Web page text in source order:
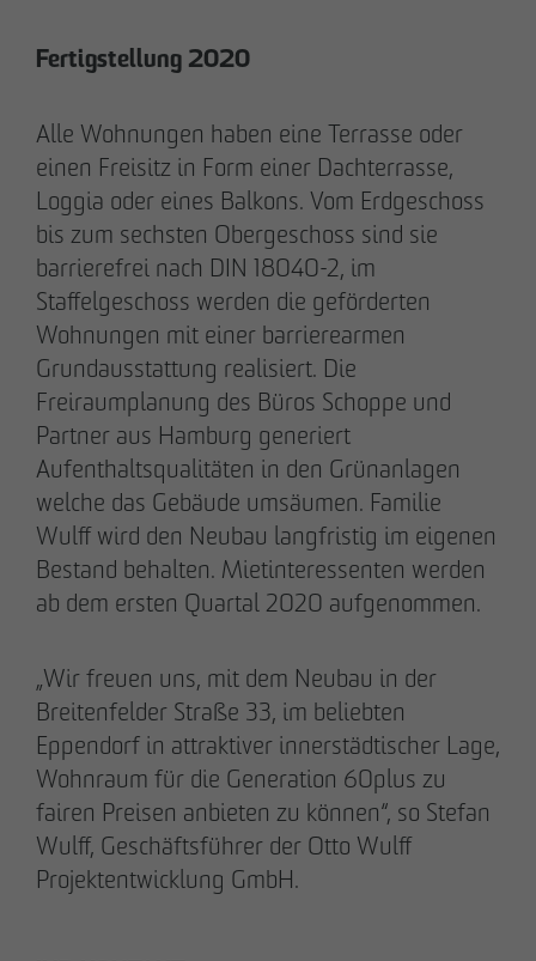
Fertigstellung 2020
Alle Wohnungen haben eine Terrasse oder
einen Freisitz in Form einer Dachterrasse,
Loggia oder eines Balkons. Vom Erdgeschoss
bis zum sechsten Obergeschoss sind sie
barrierefrei nach DIN 18040-2, im
Staffelgeschoss werden die geförderten
Wohnungen mit einer barrierearmen
Grundausstattung realisiert. Die
Freiraumplanung des Büros Schoppe und
Partner aus Hamburg generiert
Aufenthaltsqualitäten in den Grünanlagen
welche das Gebäude umsäumen. Familie
Wulff wird den Neubau langfristig im eigenen
Bestand behalten. Mietinteressenten werden
ab dem ersten Quartal 2020 aufgenommen.
„Wir freuen uns, mit dem Neubau in der
Breitenfelder Straße 33, im beliebten
Eppendorf in attraktiver innerstädtischer Lage,
Wohnraum für die Generation 60plus zu
fairen Preisen anbieten zu können“, so Stefan
Wulff, Geschäftsführer der Otto Wulff
Projektentwicklung GmbH.
DAS TEAM.
Pia-Alin Demirayakli
Abteilungsleiterin
Kommunikation & Marketing
pademirayakli @otto-wulff.de
+49 173 4928616
Erik J. Schulze
Pressesprecher
Kommunikation & Marketing
eschulze@otto-wulff.de
Max Wedgbury
Kommunikationsreferent
Kommunikation & Marketing
mwedgbury @otto-wulff.de
+49 172 7311403